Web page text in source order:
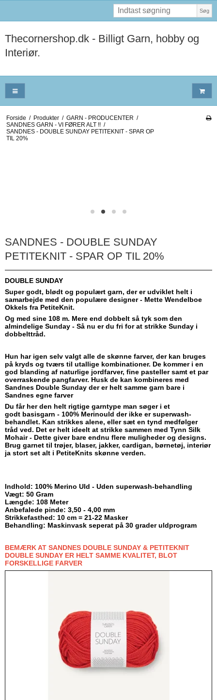
Søg
Thecornershop.dk - Billigt Garn, hobby og
Interiør.
Forside / Produkter / GARN - PRODUCENTER /
SANDNES GARN - VI FØRER ALT !! /
SANDNES - DOUBLE SUNDAY PETITEKNIT - SPAR OP
TIL 20%
SANDNES - DOUBLE SUNDAY
PETITEKNIT - SPAR OP TIL 20%
DOUBLE SUNDAY
Super godt, blødt og populært garn, der er udviklet helt i
samarbejde med den populære designer - Mette Wendelboe
Okkels fra PetiteKnit.
Og med sine 108 m. Mere end dobbelt så tyk som den
almindelige Sunday - Så nu er du fri for at strikke Sunday i
dobbelttråd.
Hun har igen selv valgt alle de skønne farver, der kan bruges
på kryds og tværs til utallige kombinationer. De kommer i en
god blanding af naturlige jordfarver, fine pasteller samt et par
overraskende pangfarver. Husk de kan kombineres med
Sandnes Double Sunday der er helt samme garn bare i
Sandnes egne farver
Du får her den helt rigtige garntype man søger i et
godt basisgarn - 100% Merinould der ikke er superwash-
behandlet. Kan strikkes alene, eller sæt en tynd medfølger
tråd ved. Det er helt ideelt at strikke sammen med Tynn Silk
Mohair - Dette giver bare endnu flere muligheder og designs.
Brug garnet til trøjer, blaser, jakker, cardigan, børnetøj, interiør
ja stort set alt i PetiteKnits skønne verden.
Indhold: 100% Merino Uld - Uden superwash-behandling
Vægt: 50 Gram
Længde: 108 Meter
Anbefalede pinde: 3,50 - 4,00 mm
Strikkefasthed: 10 cm = 21-22 Masker
Behandling: Maskinvask seperat på 30 grader uldprogram
BEMÆRK AT SANDNES DOUBLE SUNDAY & PETITEKNIT
DOUBLE SUNDAY ER HELT SAMME KVALITET, BLOT
FORSKELLIGE FARVER